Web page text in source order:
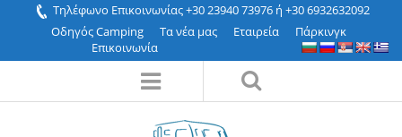
Τηλέφωνο Επικοινωνίας +30 23940 73976 ή +30 6932632092
Οδηγός Camping
Τα νέα μας Εταιρεία
Πάρκινγκ
Επικοινωνία